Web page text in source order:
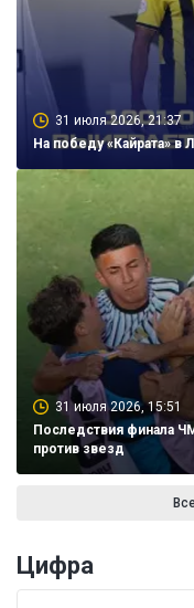
31 июля 2026, 21:37
На победу «Кайрата» в
31 июля 2026, 15:51
Последствия финала
против звезд
Цифра